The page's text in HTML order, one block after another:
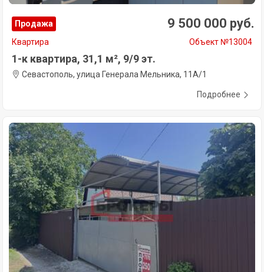
Продажа 9 500 000 руб.
Квартира Объект №13004
1-к квартира, 31,1 м², 9/9 эт.
Севастополь, улица Генерала Мельника, 11А/1
Подробнее